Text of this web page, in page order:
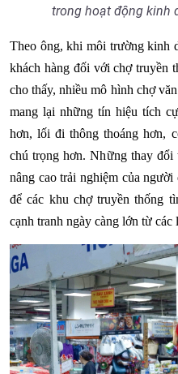
trong hoạt động kinh
Theo ông, khi môi trường kinh
khách hàng đối với chợ truyền
cho thấy, nhiều mô hình chợ
mang lại những tín hiệu tích
hơn, lối đi thông thoáng hơn,
chú trọng hơn. Những thay
nâng cao trải nghiệm của
để các khu chợ truyền thống
cạnh tranh ngày càng lớn từ